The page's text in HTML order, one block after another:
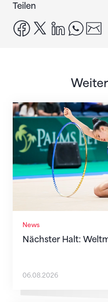
Teilen
facebook
x linkedin
News
Nächster Halt:
Nächster Halt:
06.08.2026